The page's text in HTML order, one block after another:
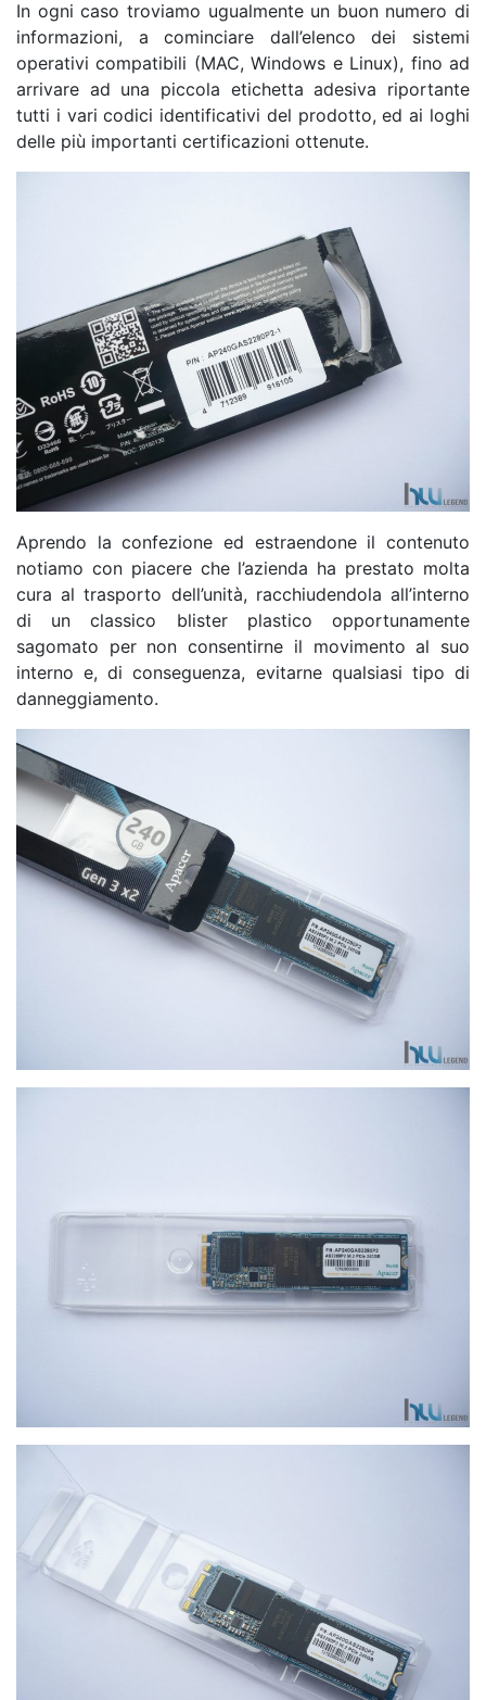
In ogni caso troviamo ugualmente un buon numero di
informazioni, a cominciare dall’elenco dei sistemi
operativi compatibili (MAC, Windows e Linux), fino ad
arrivare ad una piccola etichetta adesiva riportante
tutti i vari codici identificativi del prodotto, ed ai loghi
delle più importanti certificazioni ottenute.
Aprendo la confezione ed estraendone il contenuto
notiamo con piacere che l’azienda ha prestato molta
cura al trasporto dell’unità, racchiudendola all’interno
di un classico blister plastico opportunamente
sagomato per non consentirne il movimento al suo
interno e, di conseguenza, evitarne qualsiasi tipo di
danneggiamento.